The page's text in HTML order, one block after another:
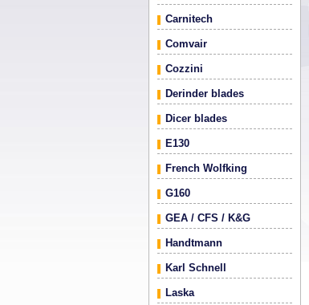
Carnitech
Comvair
Cozzini
Derinder blades
Dicer blades
E130
French Wolfking
G160
GEA / CFS / K&G
Handtmann
Karl Schnell
Laska